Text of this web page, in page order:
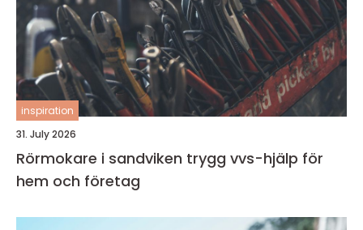
inspiration
31. July 2026
Rörmokare i sandviken trygg vvs-hjälp för
hem och företag